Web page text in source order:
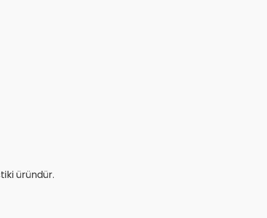
üründür.